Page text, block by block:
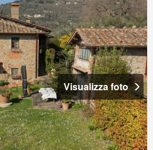
Visualizza foto